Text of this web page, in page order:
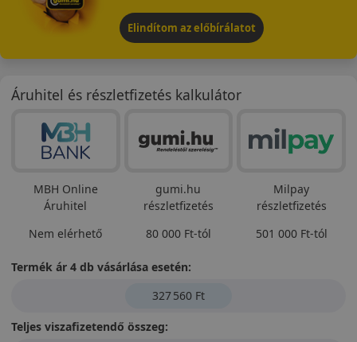
Elindítom az előbírálatot
Áruhitel és részletfizetés kalkulátor
MBH Online
Áruhitel
Nem elérhető
gumi.hu
részletfizetés
80 000 Ft-tól
Milpay
részletfizetés
501 000 Ft-tól
Termék ár 4 db vásárlása esetén:
327 560 Ft
Teljes viszafizetendő összeg: